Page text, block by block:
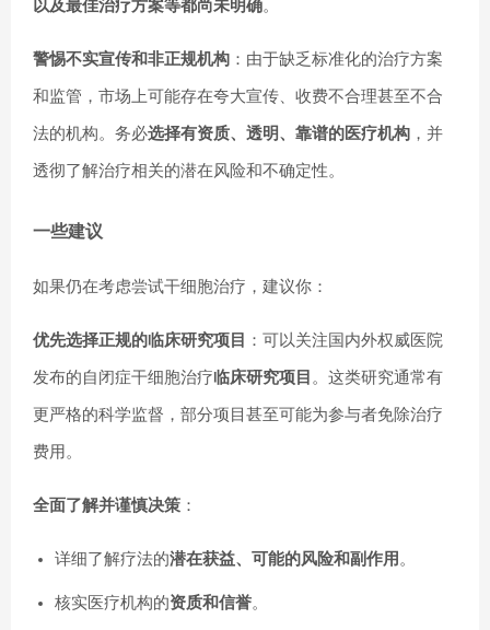
以及最佳治疗方案等都尚未明确。
警惕不实宣传和非正规机构 ：由于缺乏标准化的治疗方案
和监管，市场上可能存在夸大宣传、收费不合理甚至不合
法的机构。务必选择有资质、透明、靠谱的医疗机构 ，并
透彻了解治疗相关的潜在风险和不确定性。
一些建议
如果仍在考虑尝试干细胞治疗，建议你：
优先选择正规的临床研究项目 ：可以关注国内外权威医院
发布的自闭症干细胞治疗临床研究项目 。这类研究通常有
更严格的科学监督，部分项目甚至可能为参与者免除治疗
费用。
全面了解并谨慎决策 ：
详细了解疗法的潜在获益、可能的风险和副作用 。
核实医疗机构的资质和信誉。